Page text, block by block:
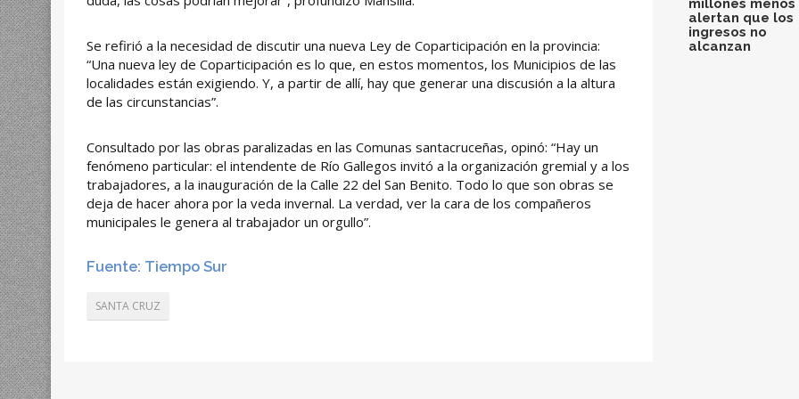
Se refirió a la necesidad de discutir una nueva Ley de Coparticipación en la provincia:
“Una nueva ley de Coparticipación es lo que, en estos momentos, los Municipios de las
localidades están exigiendo. Y, a partir de allí, hay que generar una discusión a la altura
de las circunstancias”.
Consultado por las obras paralizadas en las Comunas santacruceñas, opinó: “Hay un
fenómeno particular: el intendente de Río Gallegos invitó a la organización gremial y a los
trabajadores, a la inauguración de la Calle 22 del San Benito. Todo lo que son obras se
deja de hacer ahora por la veda invernal. La verdad, ver la cara de los compañeros
municipales le genera al trabajador un orgullo”.
Fuente: Tiempo Sur
SANTA CRUZ
alertan que los
ingresos no
alcanzan